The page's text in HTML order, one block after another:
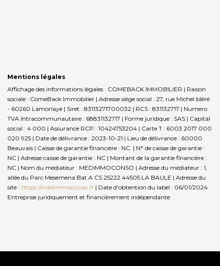
Mentions légales
Affichage des informations légales : COMEBACK IMMOBILIER | Raison
sociale : ComeBack Immobilier | Adresse siège social : 27, rue Michel bléré
- 60260 Lamorlaye | Siret : 83113271700032 | RCS : 831132717 | Numero
TVA Intracommunautaire : 68831132717 | Forme juridique : SAS | Capital
social : 4 000 | Assurance RCP : 10424753204 | Carte T : 6003 2017 000
020 925 | Date de délivrance : 2023-10-21 | Lieu de délivrance : 60000
Beauvais | Caisse de garantie financière : NC. | N° de caisse de garantie :
NC | Adresse caisse de garantie : NC | Montant de la garantie financière :
NC | Nom du médiateur : MEDIMMOCONSO | Adresse du médiateur : 1,
allée du Parc Mesemena Bat A CS 25222 44505 LA BAULE | Adresse du
site : https://medimmoconso.fr | Date d'obtention du label : 06/01/2024
Entreprise juridiquement et financièrement indépendante